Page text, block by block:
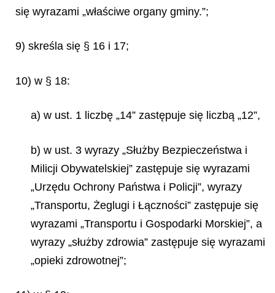
się wyrazami „właściwe organy gminy.”;
9) skreśla się § 16 i 17;
10) w § 18:
a) w ust. 1 liczbę „14” zastępuje się liczbą „12”,
b) w ust. 3 wyrazy „Służby Bezpieczeństwa i
Milicji Obywatelskiej” zastępuje się wyrazami
„Urzędu Ochrony Państwa i Policji”, wyrazy
„Transportu, Żeglugi i Łączności” zastępuje się
wyrazami „Transportu i Gospodarki Morskiej”, a
wyrazy „służby zdrowia” zastępuje się wyrazami
„opieki zdrowotnej”;